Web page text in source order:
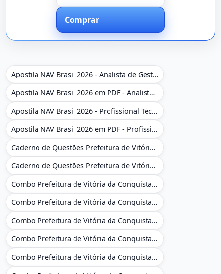
Comprar
Apostila NAV Brasil 2026 - Analista de Gestão
Apostila NAV Brasil 2026 em PDF - Analista de Gestão
Apostila NAV Brasil 2026 - Profissional Técnico de Navegação Aérea - Operador de Torre de Controle
Apostila NAV Brasil 2026 em PDF - Profissional Técnico de Navegação Aérea - Operador de Torre de Controle
Caderno de Questões Prefeitura de Vitória da Conquista - BA - Conhecimentos Gerais - 450 Questões Gabaritadas
Caderno de Questões Prefeitura de Vitória da Conquista em PDF - BA - Conhecimentos Gerais - 450 Questões Gabaritadas
Combo Prefeitura de Vitória da Conquista - BA 2026 - Monitor Escolar (Educação Infantil e Cobertura das AC'S)
Combo Prefeitura de Vitória da Conquista - BA 2026 - Monitor Escolar (Educação Infantil e Cobertura das AC'S)
Combo Prefeitura de Vitória da Conquista - BA 2026 - Monitor Escolar (Suporte às Crianças com Deficiência)
Combo Prefeitura de Vitória da Conquista - BA 2026 - Monitor Escolar (Suporte às Crianças com Deficiência)
Combo Prefeitura de Vitória da Conquista - BA 2026 - Pedagogo - Zona Urbana e/ou Rural